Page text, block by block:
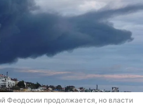
Феодосии продолжается, но власти